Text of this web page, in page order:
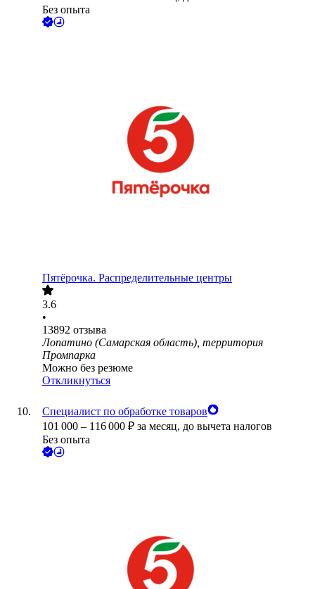
Без опыта
Пятёрочка. Распределительные центры
3.6
•
13892 отзыва
Лопатино (Самарская область), территория
Промпарка
Можно без резюме
Откликнуться
Специалист по обработке товаров
101 000 – 116 000 ₽ за месяц, до вычета налогов
Без опыта